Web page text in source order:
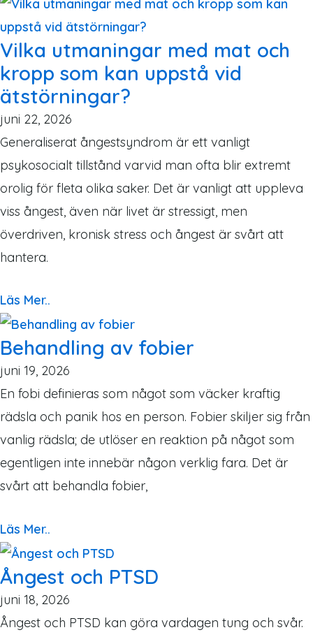
Vilka utmaningar med mat och
kropp som kan uppstå vid
ätstörningar?
juni 22, 2026
Generaliserat ångestsyndrom är ett vanligt
psykosocialt tillstånd varvid man ofta blir extremt
orolig för fleta olika saker. Det är vanligt att uppleva
viss ångest, även när livet är stressigt, men
överdriven, kronisk stress och ångest är svårt att
hantera.
Läs Mer..
Behandling av fobier
juni 19, 2026
En fobi definieras som något som väcker kraftig
rädsla och panik hos en person. Fobier skiljer sig från
vanlig rädsla; de utlöser en reaktion på något som
egentligen inte innebär någon verklig fara. Det är
svårt att behandla fobier,
Läs Mer..
Ångest och PTSD
juni 18, 2026
Ångest och PTSD kan göra vardagen tung och svår.